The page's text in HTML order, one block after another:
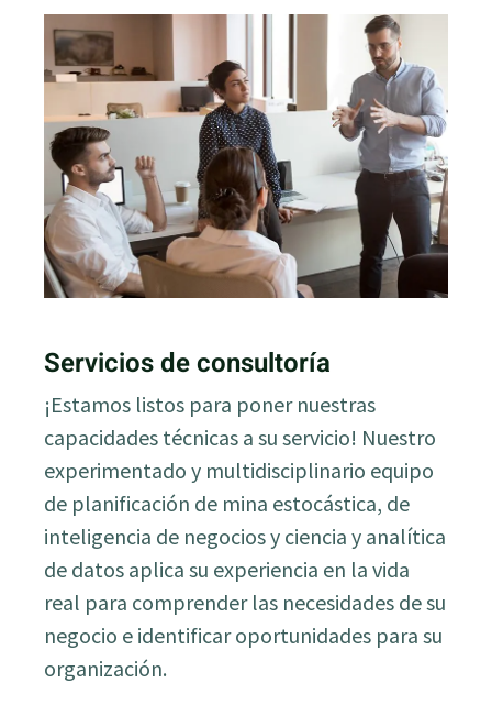
Servicios de consultoría
¡Estamos listos para poner nuestras
capacidades técnicas a su servicio! Nuestro
experimentado y multidisciplinario equipo
de planificación de mina estocástica, de
inteligencia de negocios y ciencia y analítica
de datos aplica su experiencia en la vida
real para comprender las necesidades de su
negocio e identificar oportunidades para su
organización.